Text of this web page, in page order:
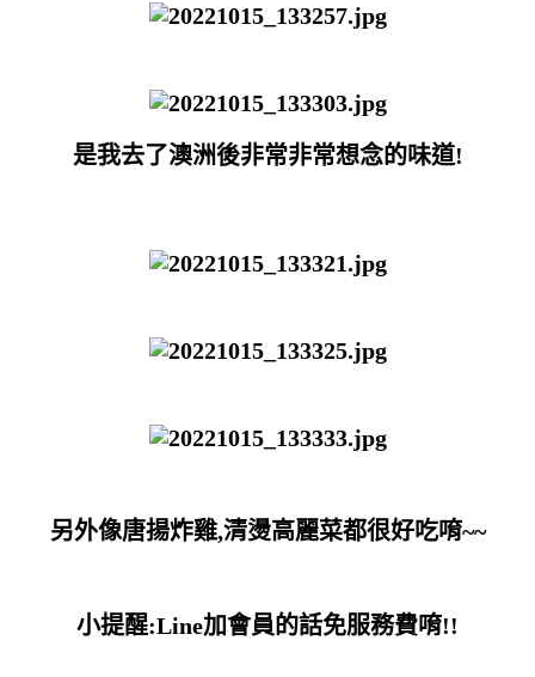
是我去了澳洲後非常非常想念的味道!
另外像唐揚炸雞,清燙高麗菜都很好吃唷~~
小提醒:Line加會員的話免服務費唷!!